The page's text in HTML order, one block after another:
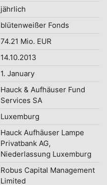
jährlich
blütenweißer Fonds
74.21 Mio. EUR
14.10.2013
1. January
Hauck & Aufhäuser Fund
Services SA
Luxemburg
Hauck Aufhäuser Lampe
Privatbank AG,
Niederlassung Luxemburg
Robus Capital Management
Limited